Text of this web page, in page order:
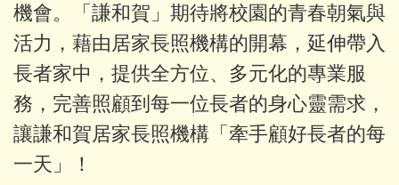
機會。「謙和賀」期待將校園的青春朝氣與
活力，藉由居家長照機構的開幕，延伸帶入
長者家中，提供全方位、多元化的專業服
務，完善照顧到每一位長者的身心靈需求，
讓謙和賀居家長照機構「牽手顧好長者的每
一天」！